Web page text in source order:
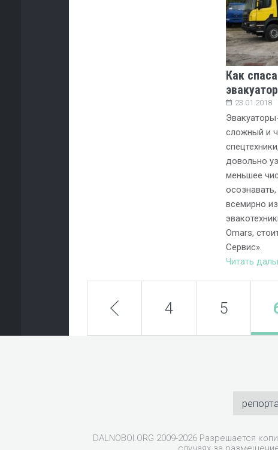
Как
23.01.2018
сложный и
довольно
меньшее
всемирно
Omars,
Сервис».
Читать
prev 4 5
DALNOBOI.ORG 2009-2026 Разрешается